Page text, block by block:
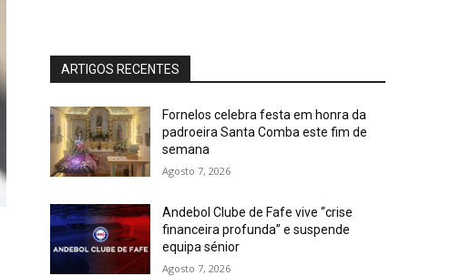
ARTIGOS RECENTES
Fornelos celebra festa em honra da
padroeira Santa Comba este fim de
semana
Agosto 7, 2026
Andebol Clube de Fafe vive “crise
financeira profunda” e suspende
equipa sénior
Agosto 7, 2026